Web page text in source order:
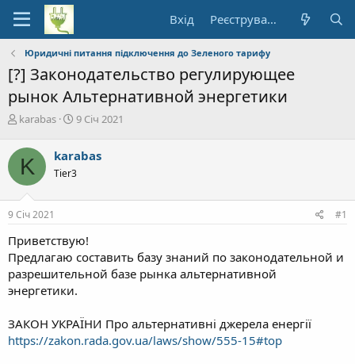
Вхід Реєстрування
Юридичні питання підключення до Зеленого тарифу
[?] Законодательство регулирующее
рынок Альтернативной энергетики
А
т
о
р
т
е
м
karabas
Д
а
п
ч
к
у
9 Січ 2021
K karabas
Tier3
9 Січ 2021 #1
Приветствую!
Предлагаю составить базу знаний по законодательной и
разрешительной базе рынка альтернативной
энергетики.
ЗАКОН УКРАЇНИ Про альтернативні джерела енергії
https://zakon.rada.gov.ua/laws/show/555-15#top